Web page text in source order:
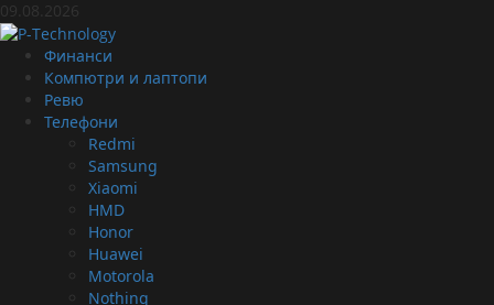
Skip
to
content
09.08.2026
Primary
Menu
Финанси
Компютри и лаптопи
Ревю
Телефони
Redmi
Samsung
Xiaomi
HMD
Honor
Huawei
Motorola
Nothing